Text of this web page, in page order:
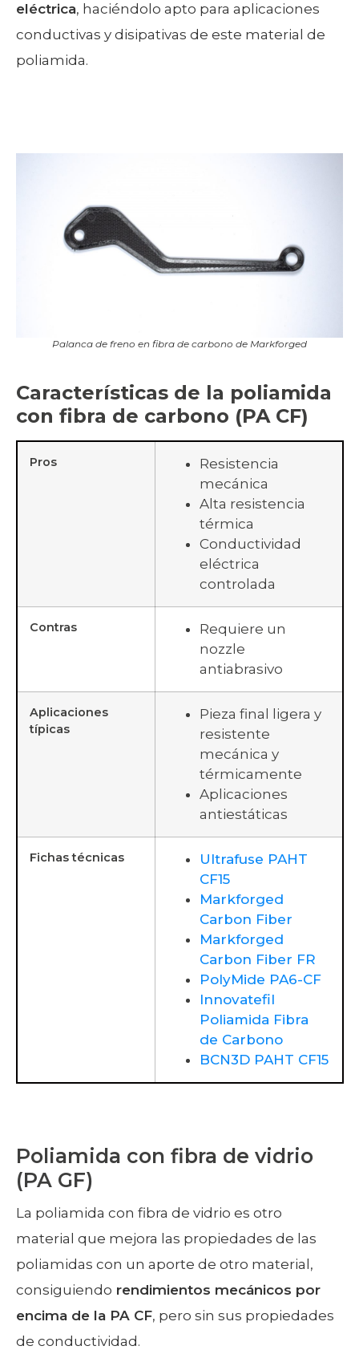
eléctrica, haciéndolo apto para aplicaciones
conductivas y disipativas de este material de
poliamida.
Palanca de freno en fibra de carbono de Markforged
Características de la poliamida
con fibra de carbono (PA CF)
Pros
Resistencia
mecánica
Alta resistencia
térmica
Conductividad
eléctrica
controlada
Contras
Requiere un
nozzle
antiabrasivo
Aplicaciones
típicas
Pieza final ligera y
resistente
mecánica y
térmicamente
Aplicaciones
antiestáticas
Fichas técnicas
Ultrafuse PAHT
CF15
Markforged
Carbon Fiber
Markforged
Carbon Fiber FR
PolyMide PA6-CF
Innovatefil
Poliamida Fibra
de Carbono
BCN3D PAHT CF15
Poliamida con fibra de vidrio
(PA GF)
La poliamida con fibra de vidrio es otro
material que mejora las propiedades de las
poliamidas con un aporte de otro material,
consiguiendo rendimientos mecánicos por
encima de la PA CF, pero sin sus propiedades
de conductividad.